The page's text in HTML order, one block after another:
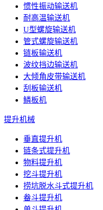
惯性振动输送机
耐高温输送机
U型螺旋输送机
管式螺旋输送机
链板输送机
波纹挡边输送机
大倾角皮带输送机
刮板输送机
鳞板机
提升机械
垂直提升机
链条式提升机
物料提升机
挖斗提升机
捞坑脱水斗式提升机
畚斗提升机